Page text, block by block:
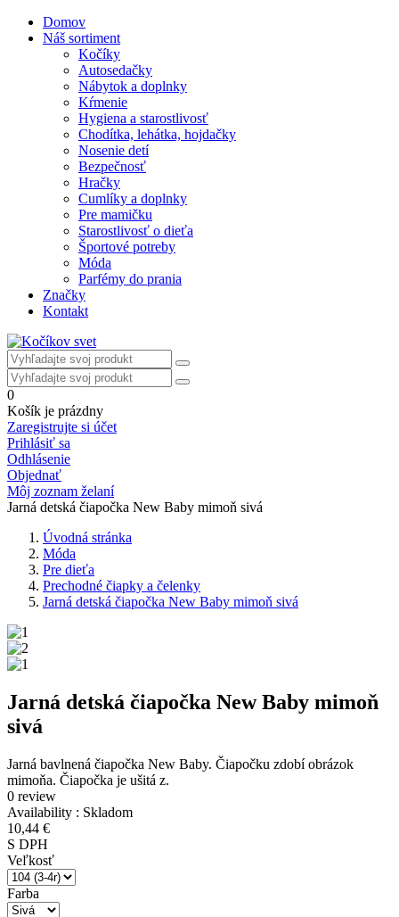
Domov
Náš sortiment
Kočíky
Autosedačky
Nábytok a doplnky
Kŕmenie
Hygiena a starostlivosť
Chodítka, lehátka, hojdačky
Nosenie detí
Bezpečnosť
Hračky
Cumlíky a doplnky
Pre mamičku
Starostlivosť o dieťa
Športové potreby
Móda
Parfémy do prania
Značky
Kontakt
0
Košík je prázdny
Zaregistrujte si účet
Prihlásiť sa
Odhlásenie
Objednať
Môj zoznam želaní
Jarná detská čiapočka New Baby mimoň sivá
Úvodná stránka
Móda
Pre dieťa
Prechodné čiapky a čelenky
Jarná detská čiapočka New Baby mimoň sivá
Jarná detská čiapočka New Baby mimoň
sivá
Jarná bavlnená čiapočka New Baby. Čiapočku zdobí obrázok
mimoňa. Čiapočka je ušitá z.
0 review
Availability : Skladom
10,44 €
S DPH
Veľkosť
Farba